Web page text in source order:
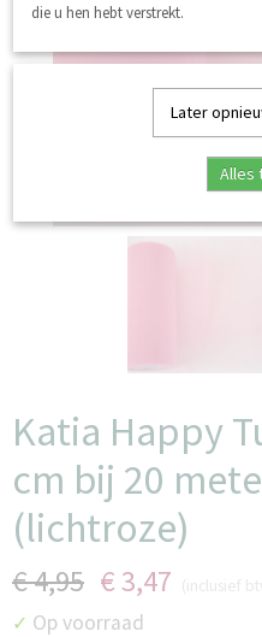
Katia Happy
cm bij 20
(lichtroze)
€ 4,95 € 3,47
✓ Op voorraad
die u hen hebt verstrekt.
Later
Alles